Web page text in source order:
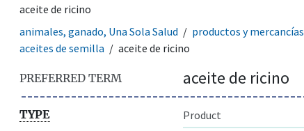
aceite de ricino
animales, ganado, Una Sola Salud
productos y mercancías
aceites de semilla
aceite de ricino
PREFERRED TERM aceite de ricino
TYPE
Product